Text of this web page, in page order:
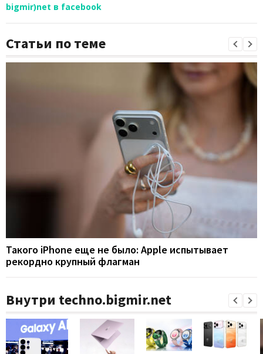
bigmir)net в facebook
Статьи по теме
Такого iPhone еще не было: Apple испытывает
рекордно крупный флагман
Внутри techno.bigmir.net